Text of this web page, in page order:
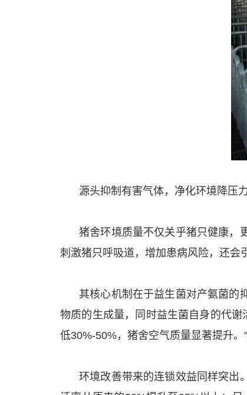
源头抑制有害气体，净化环境降压
猪舍环境质量不仅关乎猪只健康，
刺激猪只呼吸道，增加患病风险，还会
其核心机制在于益生菌对产氨菌的
物质的生成量，同时益生菌自身的代
低30%-50%，猪舍空气质量显著提升
环境改善带来的连锁效益同样突出